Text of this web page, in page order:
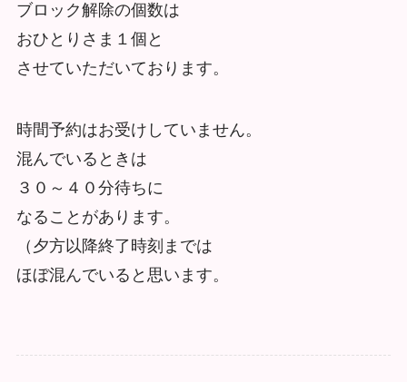
ブロック解除の個数は
おひとりさま１個と
させていただいております。
時間予約はお受けしていません。
混んでいるときは
３０～４０分待ちに
なることがあります。
（夕方以降終了時刻までは
ほぼ混んでいると思います。